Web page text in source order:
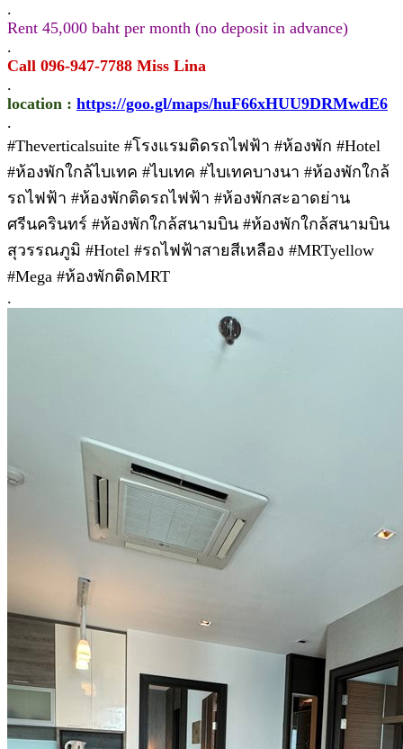
.
Rent 45,000 baht per month (no deposit in advance)
.
Call 096-947-7788 Miss Lina
.
location : https://goo.gl/maps/huF66xHUU9DRMwdE6
.
#Theverticalsuite #โรงแรมติดรถไฟฟ้า #ห้องพัก #Hotel
#ห้องพักใกล้ไบเทค #ไบเทค #ไบเทคบางนา #ห้องพักใกล้
รถไฟฟ้า #ห้องพักติดรถไฟฟ้า #ห้องพักสะอาดย่าน
ศรีนครินทร์ #ห้องพักใกล้สนามบิน #ห้องพักใกล้สนามบิน
สุวรรณภูมิ #Hotel #รถไฟฟ้าสายสีเหลือง #MRTyellow
#Mega #ห้องพักติดMRT
.